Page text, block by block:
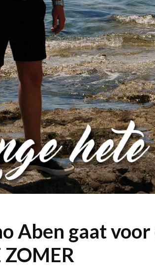
Aben gaat voor
ZOMER